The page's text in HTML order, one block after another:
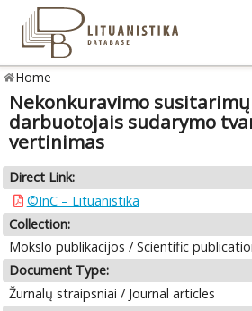
Home
Nekonkuravimo
darbuotojais sudarymo
vertinimas
Direct Link:
©InC – Lituanistika
Collection:
Mokslo publikacijos / Scientific
Document Type:
Žurnalų straipsniai / Journal articles